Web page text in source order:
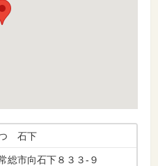
石下
総市向石下８３３-９